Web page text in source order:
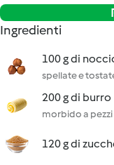
Ingredienti
100 g di
spellate e
200 g di burro
morbido a pezzi
120 g di